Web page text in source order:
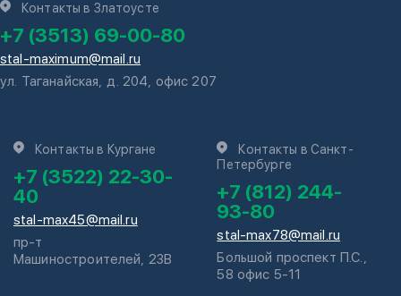
Контакты в Златоусте
+7 (3513) 69-00-80
stal-maximum@mail.ru
ул. Таганайская, д. 204, офис 207
Контакты в Кургане
+7 (3522) 22-30-
40
stal-max45@mail.ru
пр-т
Машиностроителей, 23В
Контакты в Санкт-
Петербурге
+7 (812) 244-
93-80
stal-max78@mail.ru
Большой проспект П.С.,
58 офис 5-11